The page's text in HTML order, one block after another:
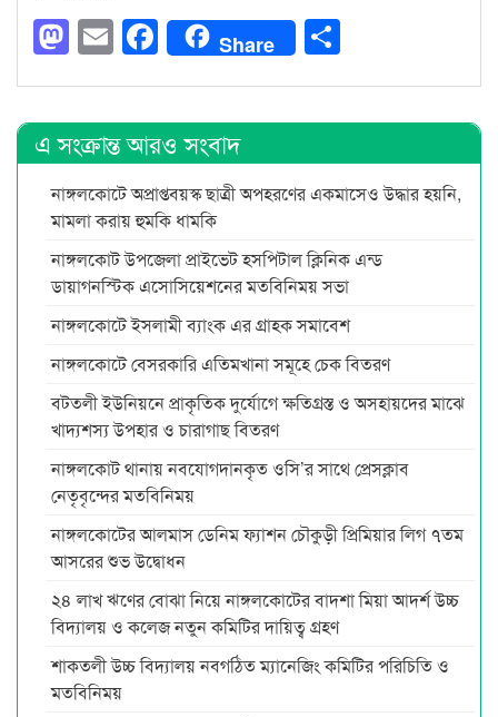
Mastodon
EmailFacebook
Share
এ সংক্রান্ত আরও সংবাদ
নাঙ্গলকোটে অপ্রাপ্তবয়স্ক ছাত্রী অপহরণের একমাসেও উদ্ধার হয়নি,
মামলা করায় হুমকি ধামকি
নাঙ্গলকোট উপজেলা প্রাইভেট হসপিটাল ক্লিনিক এন্ড
ডায়াগনস্টিক এসোসিয়েশনের মতবিনিময় সভা
নাঙ্গলকোটে ইসলামী ব্যাংক এর গ্রাহক সমাবেশ
নাঙ্গলকোটে বেসরকারি এতিমখানা সমূহে চেক বিতরণ
বটতলী ইউনিয়নে প্রাকৃতিক দুর্যোগে ক্ষতিগ্রস্ত ও অসহায়দের মাঝে
খাদ্যশস্য উপহার ও চারাগাছ বিতরণ
নাঙ্গলকোট থানায় নবযোগদানকৃত ওসি’র সাথে প্রেসক্লাব
নেতৃবৃন্দের মতবিনিময়
নাঙ্গলকোটের আলমাস ডেনিম ফ্যাশন চৌকুড়ী প্রিমিয়ার লিগ ৭তম
আসরের শুভ উদ্বোধন
২৪ লাখ ঋণের বোঝা নিয়ে নাঙ্গলকোটের বাদশা মিয়া আদর্শ উচ্চ
বিদ্যালয় ও কলেজ নতুন কমিটির দায়িত্ব গ্রহণ
শাকতলী উচ্চ বিদ্যালয় নবগঠিত ম্যানেজিং কমিটির পরিচিতি ও
মতবিনিময়